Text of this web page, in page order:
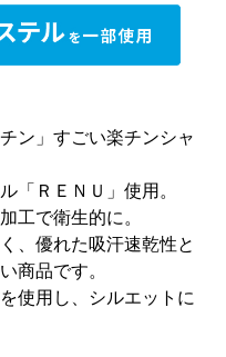
ン」すごい楽チンシャ
「ＲＥＮＵ」使用。
工で衛生的に。
、優れた吸汗速乾性と
商品です。
使用し、シルエットに